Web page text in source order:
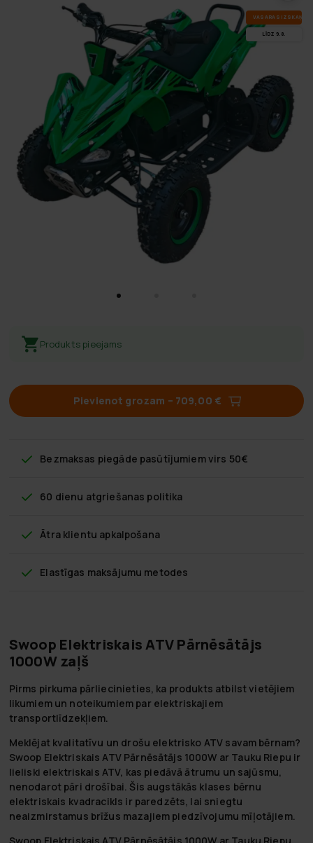
VA­SA­RAS IZ­SKA­ŅA
LĪDZ 9.8.
Produkts pieejams
Pievienot grozam – 709,00 €
Bezmaksas piegāde pasūtījumiem virs 50€
60 dienu atgriešanas politika
Ātra klientu apkalpošana
Elastīgas maksājumu metodes
Swoop Elektriskais ATV Pārnēsātājs
1000W zaļš
Pirms pirkuma pārliecinieties, ka produkts atbilst vietējiem
likumiem un noteikumiem par elektriskajiem
transportlīdzekļiem.
Meklējat kvalitatīvu un drošu elektrisko ATV savam bērnam?
Swoop Elektriskais ATV Pārnēsātājs 1000W ar Tauku Riepu ir
lieliski elektriskais ATV, kas piedāvā ātrumu un sajūsmu,
nenodarot pāri drošībai. Šis augstākās klases bērnu
elektriskais kvadracikls ir paredzēts, lai sniegtu
neaizmirstamus brīžus mazajiem piedzīvojumu mīļotājiem.